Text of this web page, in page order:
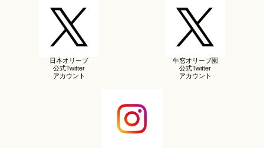
日本オリーブ
公式Twitter
アカウント
牛窓オリーブ園
公式Twitter
アカウント